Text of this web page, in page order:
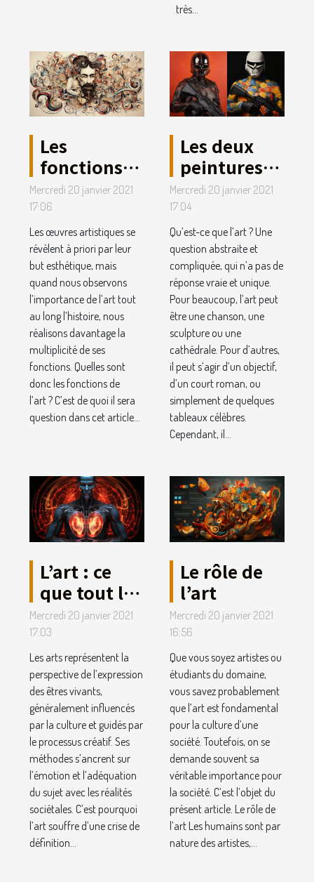
très...
Les
fonctions
de l’art.
Mercredi 20 janvier 2021
17:06
Les œuvres artistiques se
révèlent à priori par leur
but esthétique, mais
quand nous observons
l’importance de l’art tout
au long l’histoire, nous
réalisons davantage la
multiplicité de ses
fonctions. Quelles sont
donc les fonctions de
l’art ? C’est de quoi il sera
question dans cet article...
Les deux
peintures
les plus
célèbres de
tous les
temps.
Mercredi 20 janvier 2021
17:04
Qu’est-ce que l’art ? Une
question abstraite et
compliquée, qui n’a pas de
réponse vraie et unique.
Pour beaucoup, l’art peut
être une chanson, une
sculpture ou une
cathédrale. Pour d’autres,
il peut s’agir d’un objectif,
d’un court roman, ou
simplement de quelques
tableaux célèbres.
Cependant, il...
L’art : ce
que tout le
monde
devrait en
savoir.
Mercredi 20 janvier 2021
17:03
Les arts représentent la
perspective de l’expression
des êtres vivants,
généralement influencés
par la culture et guidés par
le processus créatif. Ses
méthodes s’ancrent sur
l’émotion et l’adéquation
du sujet avec les réalités
sociétales. C’est pourquoi
l’art souffre d’une crise de
définition...
Le rôle de
l’art
Mercredi 20 janvier 2021
16:56
Que vous soyez artistes ou
étudiants du domaine,
vous savez probablement
que l’art est fondamental
pour la culture d’une
société. Toutefois, on se
demande souvent sa
véritable importance pour
la société. C’est l’objet du
présent article. Le rôle de
l’art Les humains sont par
nature des artistes,...